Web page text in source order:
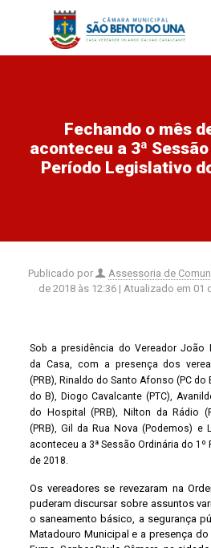
Fechando o mês
aconteceu a 3ª
Período Legislativo
Publicado por Assessoria de
de 2018 às 12:36 | Atualizado em 01
Sob a presidência do Vereador João
da Casa, com a presença dos
(PRB), Rinaldo do Santo Afonso (PC do
do B), Diogo Cavalcante (PTC),
do Hospital (PRB), Nilton da Rádio
(PRB), Gil da Rua Nova (Podemos) e
aconteceu a 3ª Sessão Ordinária do 1º
de 2018.
Os vereadores se revezaram na
puderam discursar sobre assuntos
o saneamento básico, a segurança
Matadouro Municipal e a presença